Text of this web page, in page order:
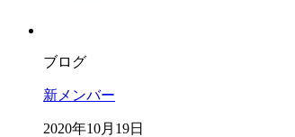
ブログ
新メンバー
2020年10月19日